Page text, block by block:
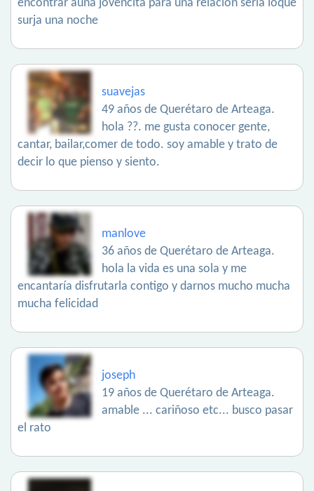
encontrar auna jovencita para una relación seria loque
surja una noche
suavejas
49 años de Querétaro de Arteaga.
hola ??. me gusta conocer gente,
cantar, bailar,comer de todo. soy amable y trato de
decir lo que pienso y siento.
manlove
36 años de Querétaro de Arteaga.
hola la vida es una sola y me
encantaría disfrutarla contigo y darnos mucho mucha
mucha felicidad
joseph
19 años de Querétaro de Arteaga.
amable ... cariñoso etc... busco pasar
el rato